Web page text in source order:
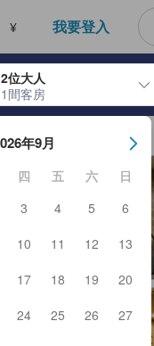
¥ 我要登入
2位大人
1間客房
。使用Enter鍵選擇日
年9月
四 五 六
日
3 4 5
6
10 11 12
13
17 18 19
20
24 25 26
27
而做為每個人的最佳訂